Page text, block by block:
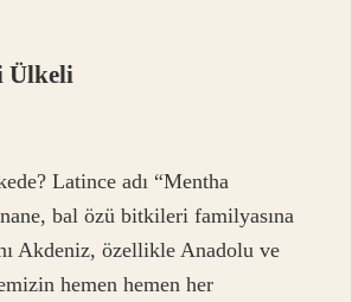
Ülkeli
Latince adı “Mentha
bal özü bitkileri familyasına
Akdeniz, özellikle Anadolu ve
hemen hemen her